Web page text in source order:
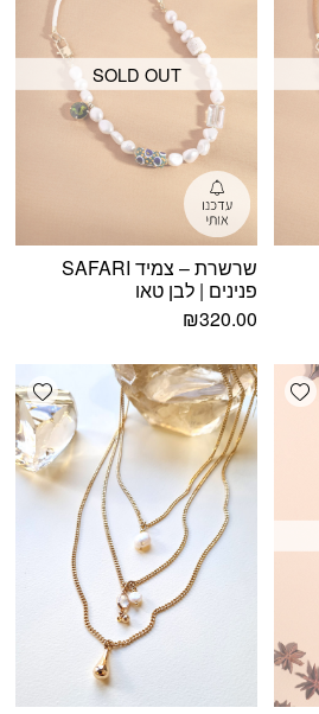
SOLD OUT
שרשרת – צמיד SAFARI
פנינים | לבן טאו
₪320.00
Add wishlist